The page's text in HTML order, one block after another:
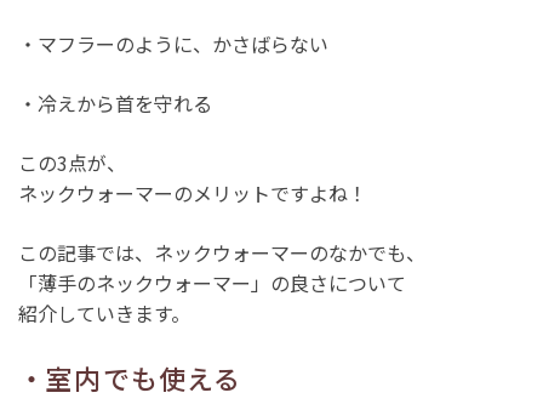
・マフラーのように、かさばらない
・冷えから首を守れる
この3点が、
ネックウォーマーのメリットですよね！
この記事では、ネックウォーマーのなかでも、
「薄手のネックウォーマー」の良さについて
紹介していきます。
・室内でも使える